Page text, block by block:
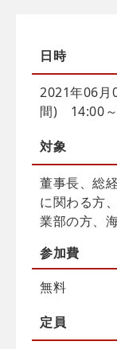
日時
2021年06月
間) 14:00～
対象
董事長、総
に関わる方
業部の方、
参加費
無料
定員